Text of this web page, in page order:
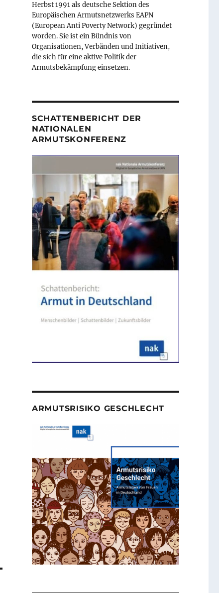
Herbst 1991 als deutsche Sektion des
Europäischen Armutsnetzwerks EAPN
(European Anti Poverty Network) gegründet
worden. Sie ist ein Bündnis von
Organisationen, Verbänden und Initiativen,
die sich für eine aktive Politik der
Armutsbekämpfung einsetzen.
SCHATTENBERICHT DER
NATIONALEN
ARMUTSKONFERENZ
ARMUTSRISIKO GESCHLECHT